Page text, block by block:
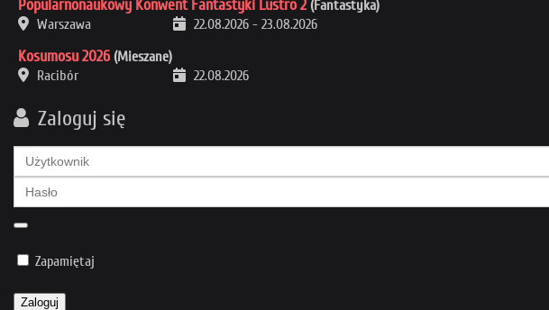
Popularnonaukowy Konwent Fantastyki Lustro 2 (Fantastyka)
Warszawa
22.08.2026 - 23.08.2026
Kosumosu 2026 (Mieszane)
Racibór
22.08.2026
Zaloguj się
Zapamiętaj
Zaloguj